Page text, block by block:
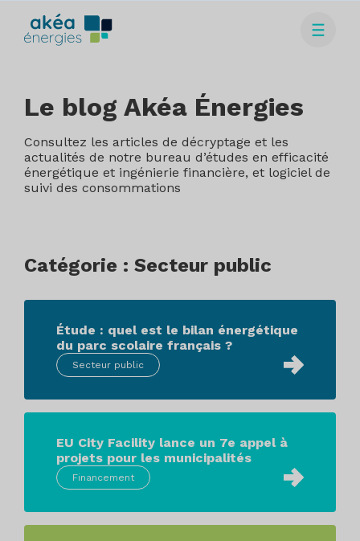
Le blog Akéa Énergies
Consultez les articles de décryptage et les
actualités de notre bureau d’études en efficacité
énergétique et ingénierie financière, et logiciel de
suivi des consommations
Catégorie : Secteur public
Étude : quel est le bilan énergétique
du parc scolaire français ?
Secteur public
EU City Facility lance un 7e appel à
projets pour les municipalités
Financement